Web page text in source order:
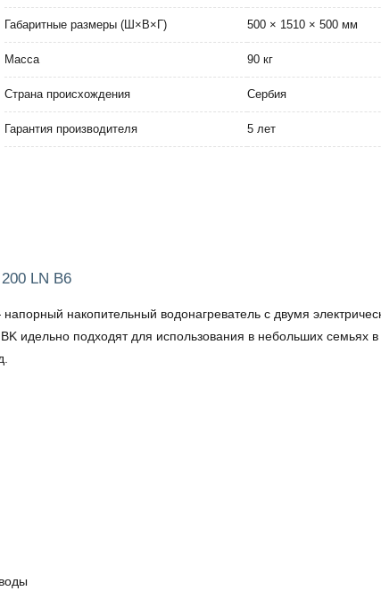
Габаритные размеры (Ш×В×Г) 500 × 1510 × 500 мм
Масса 90 кг
Страна происхождения Сербия
Гарантия производителя 5 лет
LN B6
накопительный водонагреватель с двумя
идельно подходят для использования в небольших семьях